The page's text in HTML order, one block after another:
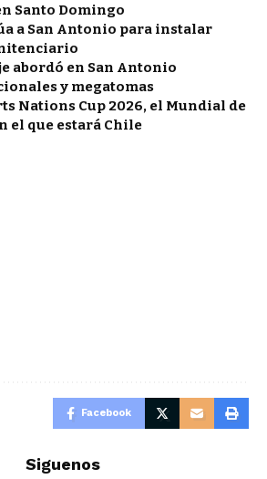
Santo Domingo
a San Antonio para instalar
abordó en San Antonio
y megatomas
Nations Cup 2026, el Mundial de
el que estará Chile
Facebook
Siguenos